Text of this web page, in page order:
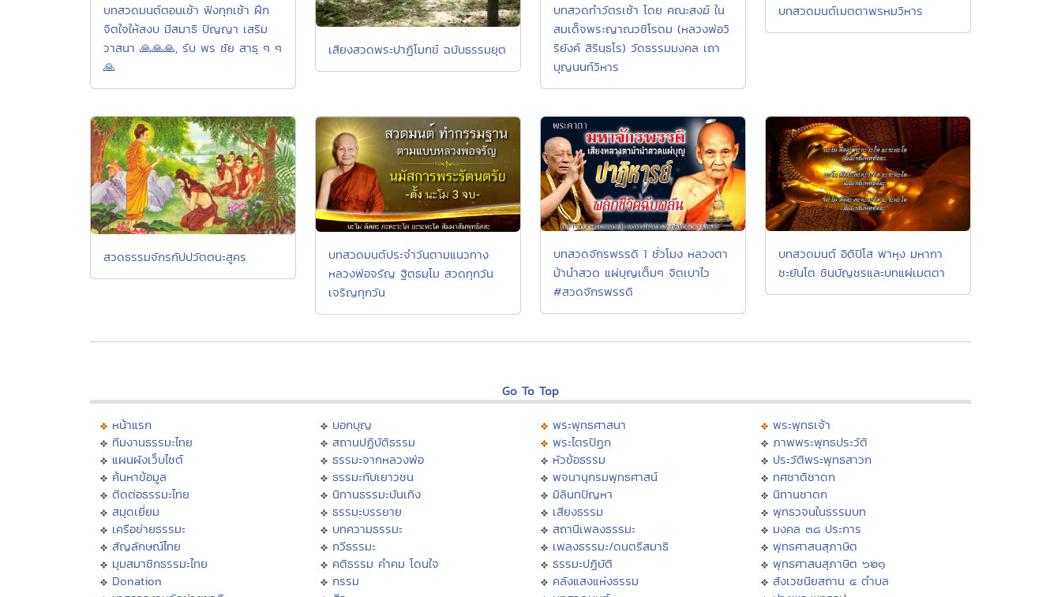
บทสวดมนต์ตอนเช้า ฟังทุกเช้า ฝึก
จิตใจให้สงบ มีสมาธิ ปัญญา เสริม
วาสนา 🙏🙏🙏, รับ พร ชัย สาธุ ๆ ๆ
🙏
เสียงสวดพระปาฏิโมกข์ ฉบับธรรมยุต
บทสวดทำวัตรเช้า โดย คณะสงฆ์ ใน
สมเด็จพระญาณวชิโรดม (หลวงพ่อวิ
ริยังค์ สิรินฺธโร) วัดธรรมมงคล เถา
บุญนนท์วิหาร
บทสวดมนต์เมตตาพรหมวิหาร
สวดธรรมจักรกัปปวัตตนะสูคร
บทสวดมนต์ประจำวันตามแนวทาง
หลวงพ่อจรัญ ฐิตธมฺโม สวดทุกวัน
เจริญทุกวัน
บทสวดจักรพรรดิ 1 ชั่วโมง หลวงตา
ม้านำสวด แผ่บุญเต็มๆ จิตเบาไว
#สวดจักรพรรดิ
บทสวดมนต์ อิติปิโส พาหุง มหากา
ชะยันโต ชินบัญชรและบทแผ่เมตตา
Go To Top
หน้าแรก
ทีมงานธรรมะไทย
แผนผังเว็บไซต์
ค้นหาข้อมูล
ติดต่อธรรมะไทย
สมุดเยี่ยม
เครือข่ายธรรมะ
สัญลักษณ์ไทย
มุมสมาชิกธรรมะไทย
Donation
บอกบุญ
สถานปฏิบัติธรรม
ธรรมะจากหลวงพ่อ
ธรรมะกับเยาวชน
นิทานธรรมะบันเทิง
ธรรมะบรรยาย
บทความธรรมะ
กวีธรรมะ
คติธรรม คำคม โดนใจ
กรรม
พระพุทธศาสนา
พระไตรปิฏก
หัวข้อธรรม
พจนานุกรมพุทธศาสน์
มิลินทปัญหา
เสียงธรรม
สถานีเพลงธรรมะ
เพลงธรรมะ/ดนตรีสมาธิ
ธรรมะปฏิบัติ
คลังแสงแห่งธรรม
พระพุทธเจ้า
ภาพพระพุทธประวัติ
ประวัติพระพุทธสาวก
ทศชาติชาดก
นิทานชาดก
พุทธวจนในธรรมบท
มงคล ๓๘ ประการ
พุทธศาสนสุภาษิต
พุทธศาสนสุภาษิต ๖๒๑
สังเวชนียสถาน ๔ ตำบล